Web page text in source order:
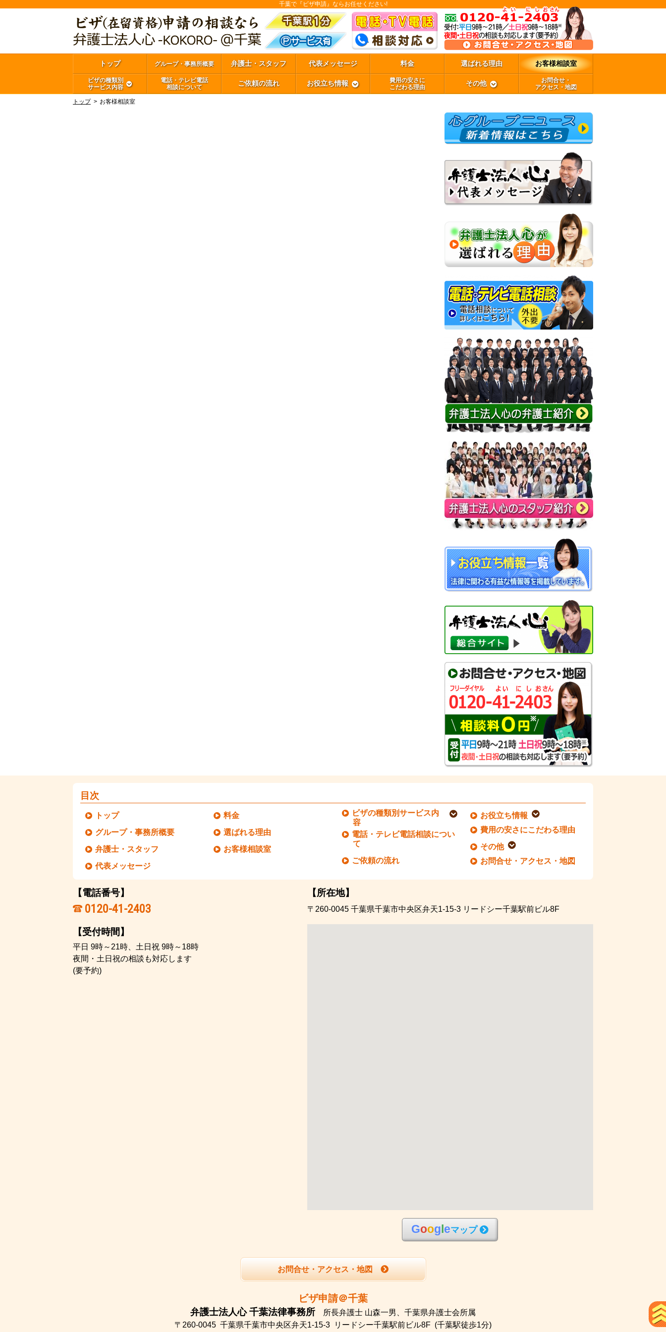
千葉で『ビザ申請』ならお任せください!
トップ グループ・事務所概要 弁護士・スタッフ 代表メッセージ 料金 選ばれる理由 お客様相談室
ビザの種類別
サービス内容
電話・テレビ電話
相談について
ご依頼の流れ お役立ち情報
費用の安さに
こだわる理由
その他
お問合せ・
アクセス・地図
トップ お客様相談室
目次
トップ
グループ・事務所概要
弁護士・スタッフ
代表メッセージ
料金
選ばれる理由
お客様相談室
ビザの種類別サービス内
容
電話・テレビ電話相談につい
て
ご依頼の流れ
お役立ち情報
費用の安さにこだわる理由
その他
お問合せ・アクセス・地図
【電話番号】
0120-41-2403
【受付時間】
平日 9時～21時、土日祝 9時～18時
夜間・土日祝の相談も対応します
(要予約)
【所在地】
〒260-0045千葉県千葉市中央区弁天1-15-3 リードシー千葉駅前ビル8F
Goog eマップ
お問合せ・アクセス・地図
ビザ申請＠千葉
弁護士法人心 千葉法律事務所 所長弁護士 山森一男、 千葉県弁護士会所属
〒260-0045 千葉県千葉市中央区弁天1-15-3 リードシー千葉駅前ビル8F (千葉駅徒歩1分)